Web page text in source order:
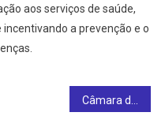
aos serviços de saúde,
a prevenção e o